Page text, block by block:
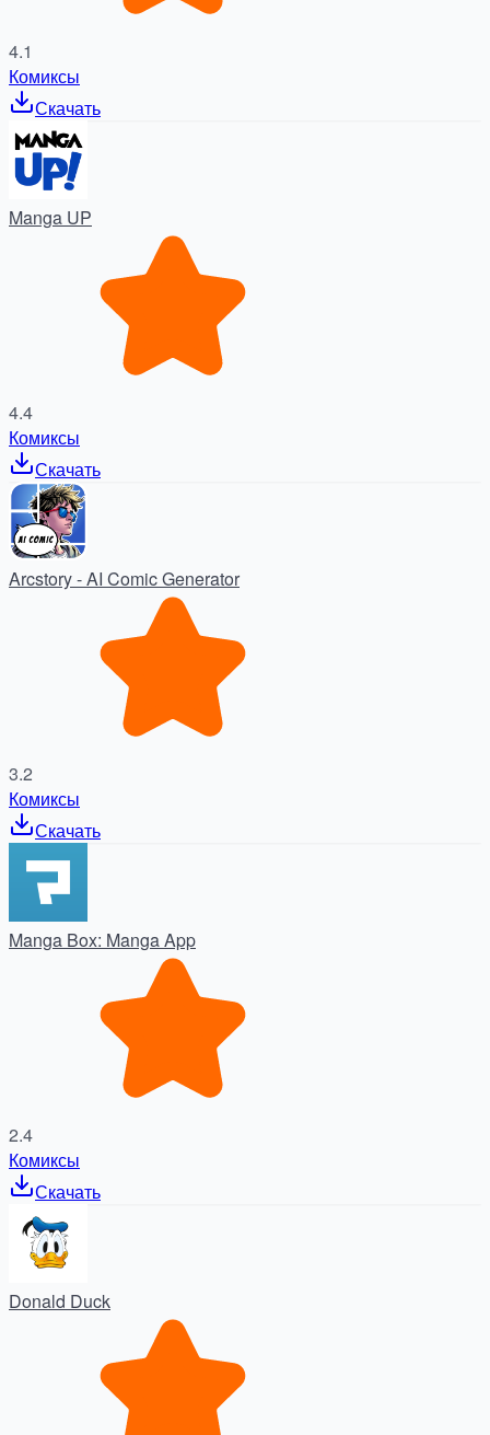
4.1
Комиксы
Скачать
Manga UP
4.4
Комиксы
Скачать
Arcstory - AI Comic Generator
3.2
Комиксы
Скачать
Manga Box: Manga App
2.4
Комиксы
Скачать
Donald Duck